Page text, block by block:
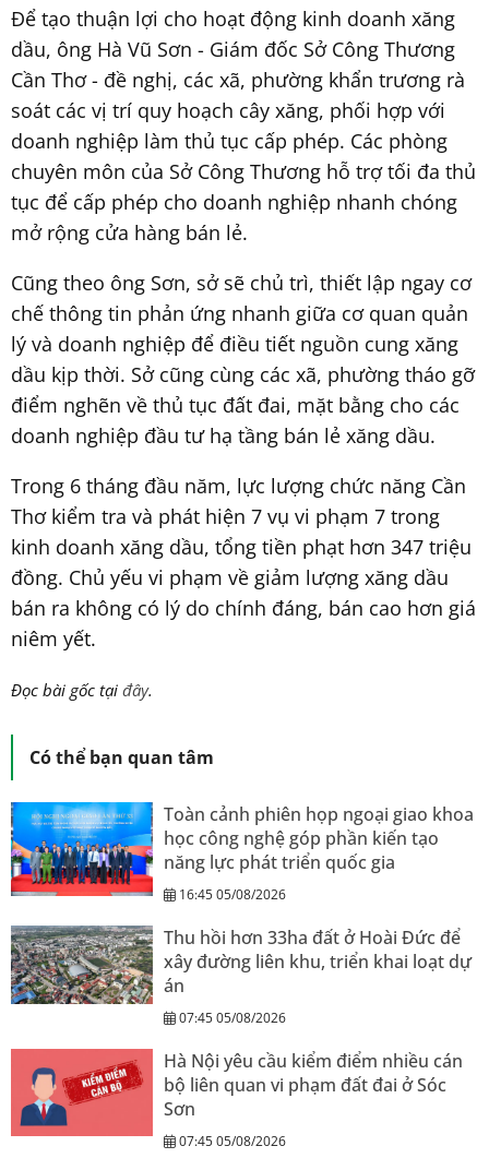
Để tạo thuận lợi cho hoạt động kinh doanh xăng
dầu, ông Hà Vũ Sơn - Giám đốc Sở Công Thương
Cần Thơ - đề nghị, các xã, phường khẩn trương rà
soát các vị trí quy hoạch cây xăng, phối hợp với
doanh nghiệp làm thủ tục cấp phép. Các phòng
chuyên môn của Sở Công Thương hỗ trợ tối đa thủ
tục để cấp phép cho doanh nghiệp nhanh chóng
mở rộng cửa hàng bán lẻ.
Cũng theo ông Sơn, sở sẽ chủ trì, thiết lập ngay cơ
chế thông tin phản ứng nhanh giữa cơ quan quản
lý và doanh nghiệp để điều tiết nguồn cung xăng
dầu kịp thời. Sở cũng cùng các xã, phường tháo gỡ
điểm nghẽn về thủ tục đất đai, mặt bằng cho các
doanh nghiệp đầu tư hạ tầng bán lẻ xăng dầu.
Trong 6 tháng đầu năm, lực lượng chức năng Cần
Thơ kiểm tra và phát hiện 7 vụ vi phạm 7 trong
kinh doanh xăng dầu, tổng tiền phạt hơn 347 triệu
đồng. Chủ yếu vi phạm về giảm lượng xăng dầu
bán ra không có lý do chính đáng, bán cao hơn giá
niêm yết.
Đọc bài gốc tại đây.
Có thể bạn quan tâm
Toàn cảnh phiên họp ngoại giao khoa
học công nghệ góp phần kiến tạo
năng lực phát triển quốc gia
16:45 05/08/2026
Thu hồi hơn 33ha đất ở Hoài Đức để
xây đường liên khu, triển khai loạt dự
án
07:45 05/08/2026
Hà Nội yêu cầu kiểm điểm nhiều cán
bộ liên quan vi phạm đất đai ở Sóc
Sơn
07:45 05/08/2026